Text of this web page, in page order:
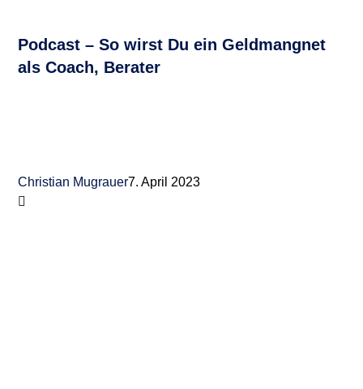
Podcast – So wirst Du ein Geldmangnet
als Coach, Berater
Christian Mugrauer7. April 2023